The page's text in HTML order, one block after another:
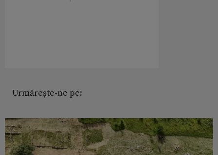
Urmărește-ne pe: